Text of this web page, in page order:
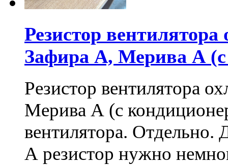
Резистор
Зафира А, Мерива А
Резистор вентилятора
Мерива А (с
вентилятора. Отдельно.
А резистор нужно